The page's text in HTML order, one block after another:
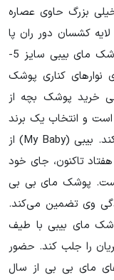
بزرگ حاوی عصاره
کشسان دور ران پا
لایه رنگی فوق جاذب لایه بیرونی تنفسی پوشک مای بیبی سایز 5-
نوارهای کناری پوشک
کشسانی خرید پوشک بچه از
و انتخاب یک برند
معتبر می‌تواند راحتی و سلامت او را تأمین کند. بیبی (My Baby) از
تاکنون، جای خود
است. پوشک مای بی بی
وی تضمین می‌کند.
مای بیبی با طیف
را جلب کند. حضور
مای بی بی از سال